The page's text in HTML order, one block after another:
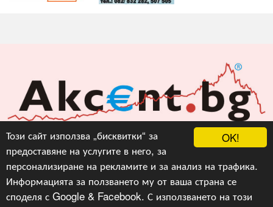
OK!
Този сайт използва „бисквитки“ за
предоставяне на услугите в него, за
персонализиране на рекламите и за анализ на трафика.
Информацията за ползването му от ваша страна се
споделя с Google & Facebook. С използването на този
Акцент БГ ЕООД
info@akcent.bg
Facebook